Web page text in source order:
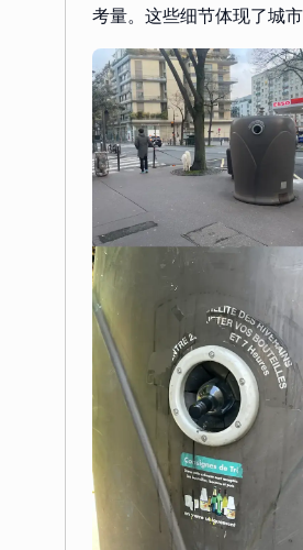
考量。这些细节体现了城